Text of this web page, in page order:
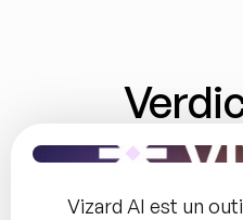
Vizard AI est un